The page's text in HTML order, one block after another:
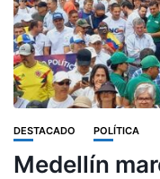
DESTACADO POLÍTICA
Medellín